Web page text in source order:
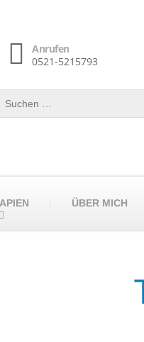
Anrufen
0521-5215793
ÜBER MICH